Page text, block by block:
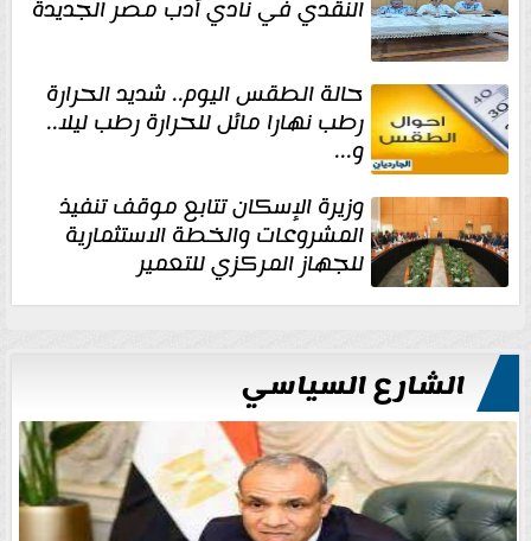
النقدي في نادي أدب مصر الجديدة
حالة الطقس اليوم.. شديد الحرارة
رطب نهارا مائل للحرارة رطب ليلا..
و...
وزيرة الإسكان تتابع موقف تنفيذ
المشروعات والخطة الاستثمارية
للجهاز المركزي للتعمير
الشارع السياسي